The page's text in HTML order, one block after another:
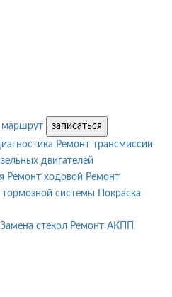
маршрут
записаться
Ремонт трансмиссии
двигателей
Ремонт ходовой Ремонт
тормозной системы
Покраска
Замена стекол Ремонт АКПП